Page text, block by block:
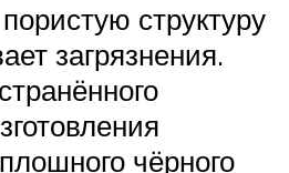
структуру
загрязнения.
чёрного